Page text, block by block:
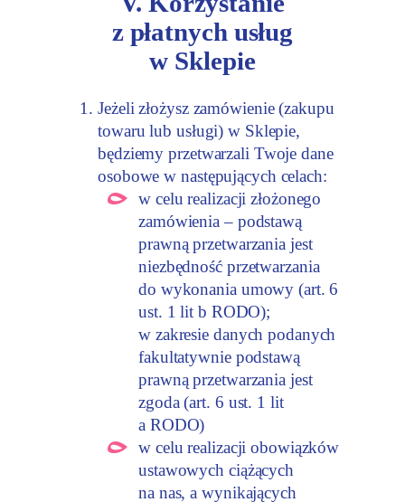
z płatnych usług
w Sklepie
Jeżeli złożysz zamówienie (zakupu
towaru lub usługi) w Sklepie,
będziemy przetwarzali Twoje dane
osobowe w następujących celach:
w celu realizacji złożonego
zamówienia – podstawą
prawną przetwarzania jest
niezbędność przetwarzania
do wykonania umowy (art. 6
ust. 1 lit b RODO);
w zakresie danych podanych
fakultatywnie podstawą
prawną przetwarzania jest
zgoda (art. 6 ust. 1 lit
a RODO)
w celu realizacji obowiązków
ustawowych ciążących
na nas, a wynikających